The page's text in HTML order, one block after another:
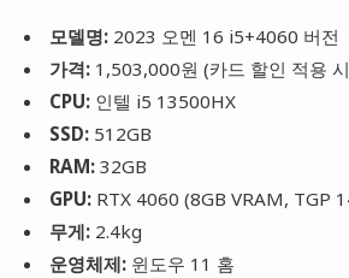
모델명:2023 오멘 16 i5+4060 버전
가격:1,503,000원 (카드 할인 적용
CPU:인텔 i5 13500HX
SSD:512GB
RAM:32GB
GPU:RTX 4060 (8GB VRAM, TGP
무게:2.4kg
운영체제:윈도우 11 홈